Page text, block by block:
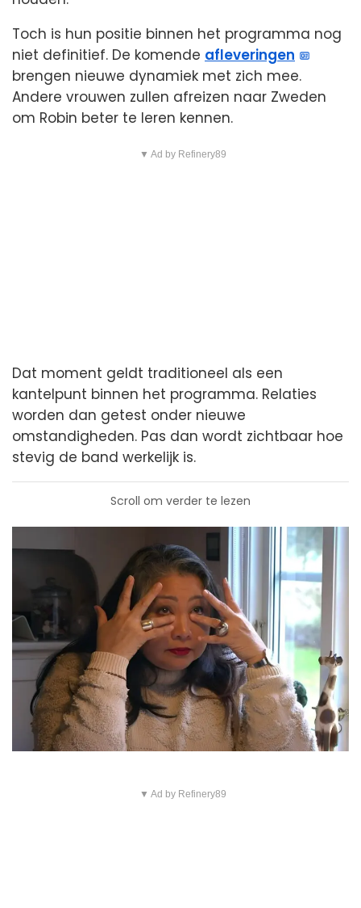
Toch is hun positie binnen het programma nog
niet definitief. De komende afleveringen
brengen nieuwe dynamiek met zich mee.
Andere vrouwen zullen afreizen naar Zweden
om Robin beter te leren kennen.
▼ Ad by Refinery89
Dat moment geldt traditioneel als een
kantelpunt binnen het programma. Relaties
worden dan getest onder nieuwe
omstandigheden. Pas dan wordt zichtbaar hoe
stevig de band werkelijk is.
Scroll om verder te lezen
▼ Ad by Refinery89